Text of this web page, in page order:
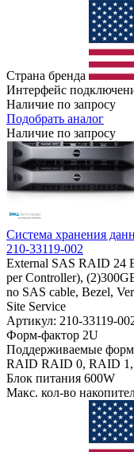
Страна бренда
Интерфейс
Наличие по запросу
Подобрать аналог
Наличие по запросу
Система хранения
210-33119-002
External SAS RAID 24
per Controller),
no SAS cable, Bezel,
Site Service
Артикул: 210-33119-
Форм-фактор 2U
Поддерживаемые
RAID RAID 0, RAID
Блок питания 600W
Макс. кол-во